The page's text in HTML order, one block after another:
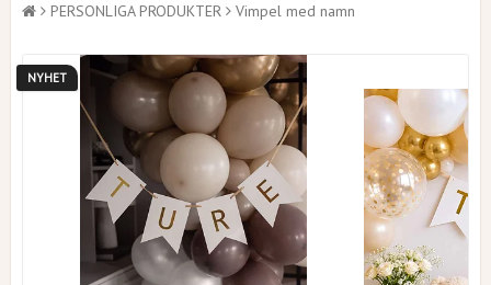
PERSONLIGA PRODUKTER Vimpel med namn
NYHET